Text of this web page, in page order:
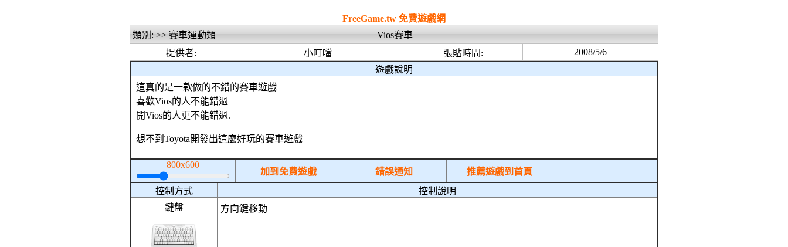
FreeGame.tw 免費遊戲網
類別: >> 賽車運動類
Vios賽車
提供者:
小叮噹 張貼時間:
2008/5/6
遊戲說明
這真的是一款做的不錯的賽車遊戲
喜歡Vios的人不能錯過
開Vios的人更不能錯過.
想不到Toyota開發出這麼好玩的賽車遊戲
800x600
加到免費遊戲 錯誤通知
推薦遊戲到首頁
控制方式
控制說明
鍵盤
方向鍵移動